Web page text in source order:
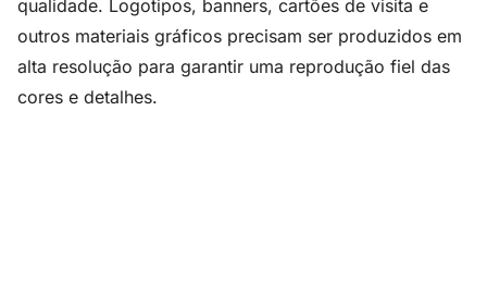
qualidade. Logotipos, banners, cartões de visita e
outros materiais gráficos precisam ser produzidos em
alta resolução para garantir uma reprodução fiel das
cores e detalhes.